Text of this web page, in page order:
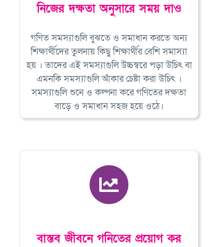
নিজের দক্ষতা অনুসারে সময় দাও
গণিত সমস্যাগুলি বুঝতে ও সমাধান করতে অন্য
শিক্ষার্থীদের তুলনায় কিছু শিক্ষার্থীর বেশি সমাস্যা
হয় । তাদের এই সমস্যাগুলি উচ্চস্বরে পড়া উচিৎ বা
এমনকি সমস্যাগুলি আঁকার চেষ্টা করা উচিৎ ।
সমস্যাগুলি শুনে ও কল্পনা করে গণিতের দক্ষতা
বাড়ে ও সমাধান সহজ হয়ে ওঠে।
বাস্তব জীবনে গনিতের প্রয়োগ কর